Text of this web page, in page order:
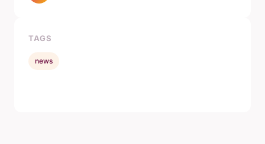
TAGS
news